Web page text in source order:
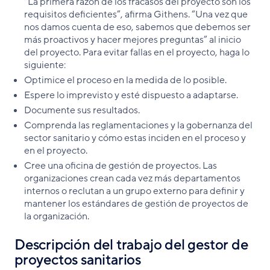
requisitos deficientes”, afirma Githens. “Una vez que
nos damos cuenta de eso, sabemos que debemos ser
más proactivos y hacer mejores preguntas” al inicio
del proyecto. Para evitar fallas en el proyecto, haga lo
siguiente:
Optimice el proceso en la medida de lo posible.
Espere lo imprevisto y esté dispuesto a adaptarse.
Documente sus resultados.
Comprenda las reglamentaciones y la gobernanza del
sector sanitario y cómo estas inciden en el proceso y
en el proyecto.
Cree una oficina de gestión de proyectos. Las
organizaciones crean cada vez más departamentos
internos o reclutan a un grupo externo para definir y
mantener los estándares de gestión de proyectos de
la organización.
Descripción del trabajo del gestor de
proyectos sanitarios